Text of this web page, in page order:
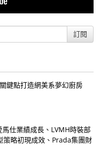
訂閱
鍵點打造網美系夢幻廚房
馬仕業績成長、LVMH時裝部
略初現成效、Prada集團財